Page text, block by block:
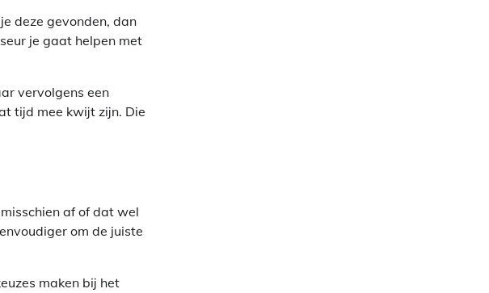
deze gevonden, dan
je gaat helpen met
vervolgens een
tijd mee kwijt zijn. Die
af of dat wel
om de juiste
maken bij het